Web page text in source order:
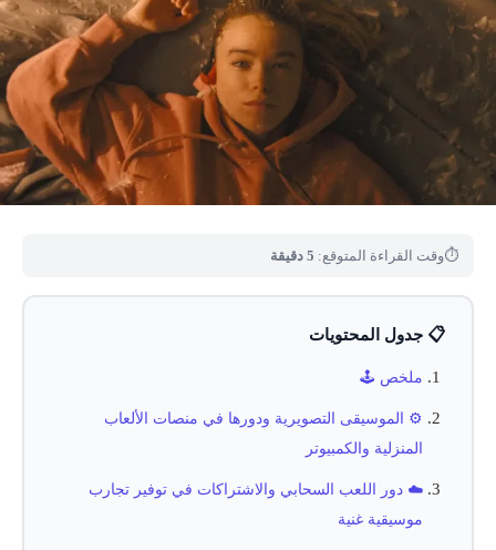
⏱وقت القراءة المتوقع: 5 دقيقة
📋 جدول المحتويات
ملخص 🕹️
⚙️ الموسيقى التصويرية ودورها في منصات الألعاب
المنزلية والكمبيوتر
☁️ دور اللعب السحابي والاشتراكات في توفير تجارب
موسيقية غنية